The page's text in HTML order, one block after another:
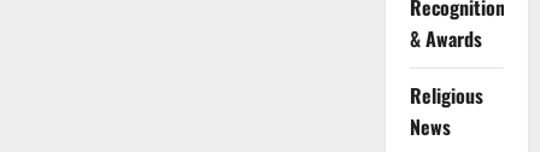
Recognition
& Awards
Religious
News